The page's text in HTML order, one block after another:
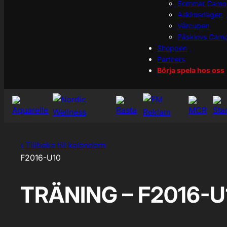
Sommar Camp
Askimsdagen
Vårcupen
Påsklovs
Shoppen
Partners
Börja spela hos oss
‹ Tillbaka till kalendern
F2016-U10
TRÄNING – F2016-